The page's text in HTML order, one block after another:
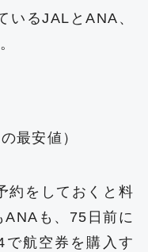
いるJALとANA、
最安値）
約をしておくと料
も、75日前に
航空券を購入す